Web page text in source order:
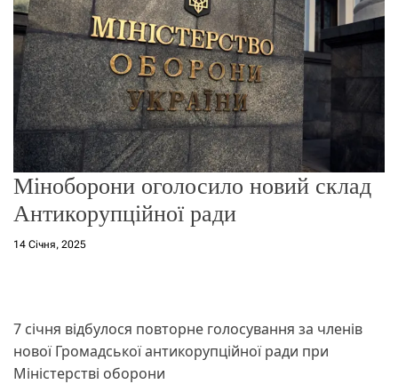
о
р
е
ж
и
м
Міноборони оголосило новий склад
Антикорупційної ради
14 Січня, 2025
7 січня відбулося повторне голосування за членів
нової Громадської антикорупційної ради при
Міністерстві оборони